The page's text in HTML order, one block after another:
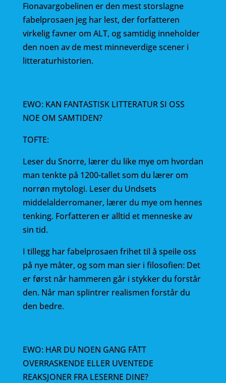
Fionavargobelinen er den mest storslagne
fabelprosaen jeg har lest, der forfatteren
virkelig favner om ALT, og samtidig inneholder
den noen av de mest minneverdige scener i
litteraturhistorien.
EWO: KAN FANTASTISK LITTERATUR SI OSS
NOE OM SAMTIDEN?
TOFTE:
Leser du Snorre, lærer du like mye om hvordan
man tenkte på 1200-tallet som du lærer om
norrøn mytologi. Leser du Undsets
middelalderromaner, lærer du mye om hennes
tenking. Forfatteren er alltid et menneske av
sin tid.
I tillegg har fabelprosaen frihet til å speile oss
på nye måter, og som man sier i filosofien: Det
er først når hammeren går i stykker du forstår
den. Når man splintrer realismen forstår du
den bedre.
EWO: HAR DU NOEN GANG FÅTT
OVERRASKENDE ELLER UVENTEDE
REAKSJONER FRA LESERNE DINE?